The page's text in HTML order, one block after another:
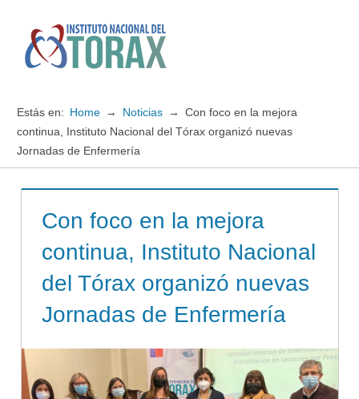
contenido
Instituto
del
TORAX
Estás en: Home Noticias
Con foco en la mejora
continua, Instituto Nacional del Tórax organizó nuevas
Jornadas de Enfermería
Con foco en la mejora
continua, Instituto Nacional
del Tórax organizó nuevas
Jornadas de Enfermería